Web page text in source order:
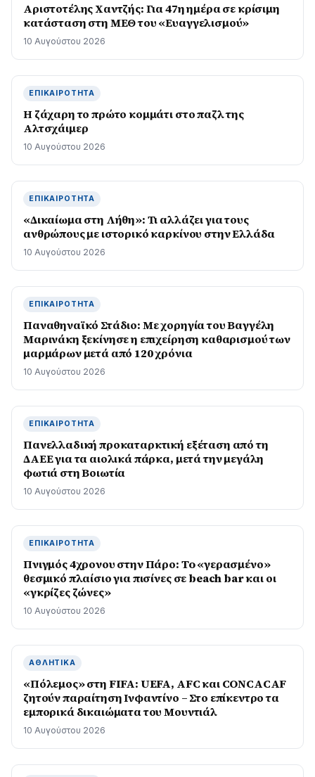
Αριστοτέλης Χαντζής: Για 47η ημέρα σε κρίσιμη
κατάσταση στη ΜΕΘ του «Ευαγγελισμού»
10 Αυγούστου 2026
ΕΠΙΚΑΙΡΌΤΗΤΑ
Η ζάχαρη το πρώτο κομμάτι στο παζλ της
Αλτσχάιμερ
10 Αυγούστου 2026
ΕΠΙΚΑΙΡΌΤΗΤΑ
«Δικαίωμα στη Λήθη»: Τι αλλάζει για τους
ανθρώπους με ιστορικό καρκίνου στην Ελλάδα
10 Αυγούστου 2026
ΕΠΙΚΑΙΡΌΤΗΤΑ
Παναθηναϊκό Στάδιο: Με χορηγία του Βαγγέλη
Μαρινάκη ξεκίνησε η επιχείρηση καθαρισμού των
μαρμάρων μετά από 120 χρόνια
10 Αυγούστου 2026
ΕΠΙΚΑΙΡΌΤΗΤΑ
Πανελλαδική προκαταρκτική εξέταση από τη
ΔΑΕΕ για τα αιολικά πάρκα, μετά την μεγάλη
φωτιά στη Βοιωτία
10 Αυγούστου 2026
ΕΠΙΚΑΙΡΌΤΗΤΑ
Πνιγμός 4χρονου στην Πάρο: To «γερασμένο»
θεσμικό πλαίσιο για πισίνες σε beach bar και οι
«γκρίζες ζώνες»
10 Αυγούστου 2026
ΑΘΛΗΤΙΚΆ
«Πόλεμος» στη FIFA: UEFA, AFC και CONCACAF
ζητούν παραίτηση Ινφαντίνο – Στο επίκεντρο τα
εμπορικά δικαιώματα του Μουντιάλ
10 Αυγούστου 2026